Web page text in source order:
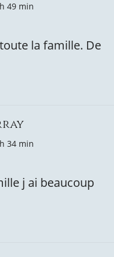
49 min
la famille. De
34 min
j ai beaucoup